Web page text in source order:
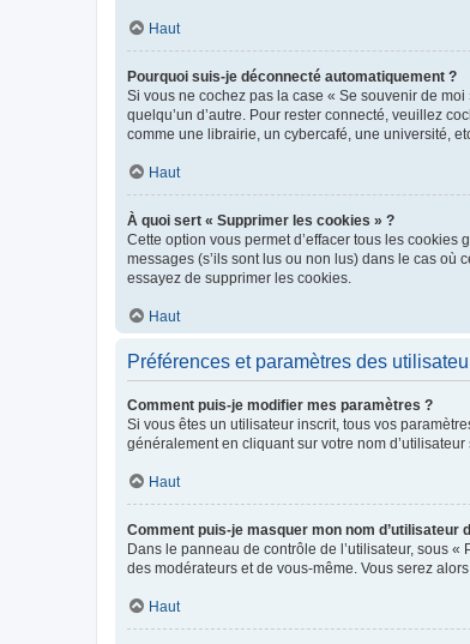
Haut
Pourquoi suis-je déconnecté automatiquement ?
Si vous ne cochez pas la case « Se souvenir de
quelqu’un d’autre. Pour rester connecté, veuillez
comme une librairie, un cybercafé, une université,
Haut
À quoi sert « Supprimer les cookies » ?
Cette option vous permet d’effacer tous les
messages (s’ils sont lus ou non lus) dans le cas où
essayez de supprimer les cookies.
Haut
Préférences et paramètres des
Comment puis-je modifier mes paramètres ?
Si vous êtes un utilisateur inscrit, tous vos
généralement en cliquant sur votre nom
Haut
Comment puis-je masquer mon nom d’utilisateur
Dans le panneau de contrôle de l’utilisateur, sous
des modérateurs et de vous-même. Vous serez
Haut